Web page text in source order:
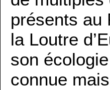
présents au
la Loutre
son
connue